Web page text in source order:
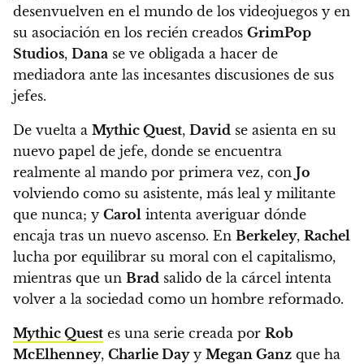
desenvuelven en el mundo de los videojuegos y en
su asociación en los recién creados GrimPop
Studios, Dana se ve obligada a hacer de
mediadora ante las incesantes discusiones de sus
jefes.
De vuelta a Mythic Quest, David se asienta en su
nuevo papel de jefe, donde se encuentra
realmente al mando por primera vez, con Jo
volviendo como su asistente, más leal y militante
que nunca; y Carol intenta averiguar dónde
encaja tras un nuevo ascenso. En Berkeley, Rachel
lucha por equilibrar su moral con el capitalismo,
mientras que un Brad salido de la cárcel intenta
volver a la sociedad como un hombre reformado.
Mythic Quest es una serie creada por Rob
McElhenney, Charlie Dayy Megan Ganz que ha